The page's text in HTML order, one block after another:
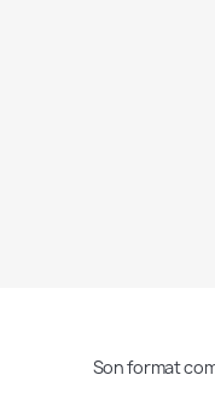
Son format